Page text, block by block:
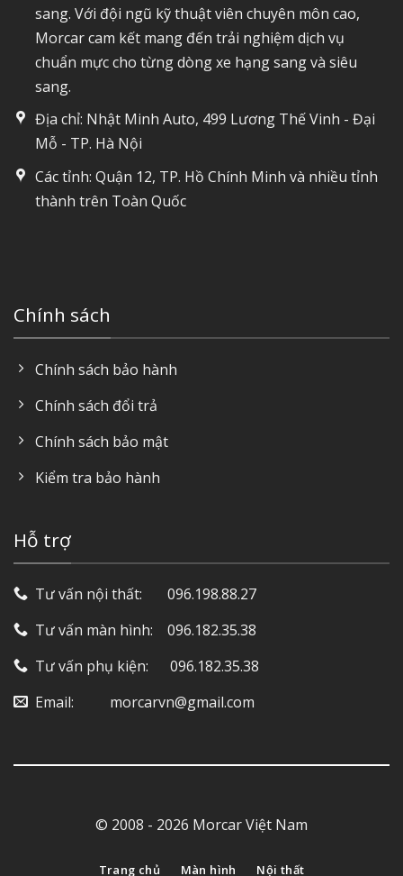
sang. Với đội ngũ kỹ thuật viên chuyên môn cao,
Morcar cam kết mang đến trải nghiệm dịch vụ
chuẩn mực cho từng dòng xe hạng sang và siêu
sang.
Địa chỉ: Nhật Minh Auto, 499 Lương Thế Vinh - Đại
Mỗ - TP. Hà Nội
Các tỉnh: Quận 12, TP. Hồ Chính Minh và nhiều tỉnh
thành trên Toàn Quốc
Chính sách
Chính sách bảo hành
Chính sách đổi trả
Chính sách bảo mật
Kiểm tra bảo hành
Hỗ trợ
Tư vấn nội thất: ‎ ‎ ‎ ‎ ‎ ‎ 096.198.88.27
Tư vấn màn hình: ‎ ‎ ‎ 096.182.35.38
Tư vấn phụ kiện: ‎ ‎ ‎ ‎‎ ‎ 096.182.35.38
Email: ‎ ‎ ‎ ‎ ‎ ‎ ‎ ‎ ‎ morcarvn@gmail.com
© 2008 - 2026 Morcar Việt Nam
Trang chủ Màn hình Nội thất